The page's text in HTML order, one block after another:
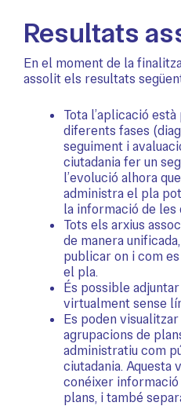
Resultats
En el moment de la
assolit els resultats
Tota l’aplicació
diferents fases
seguiment i
ciutadania fer un
l’evolució alhora
administra el pla
la informació de les
Tots els arxius
de manera
publicar on i com
el pla.
És possible
virtualment sense
Es poden
agrupacions de
administratiu com
ciutadania. Aquesta
conéixer
plans, i també